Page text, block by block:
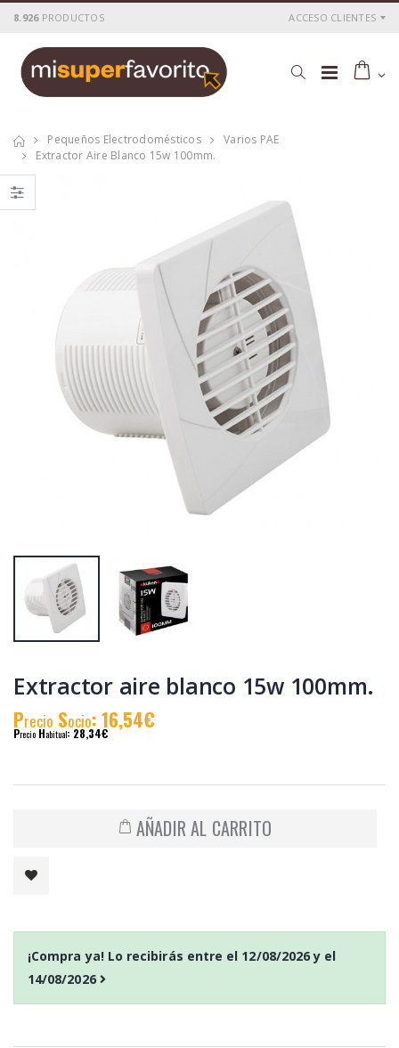
8.926 PRODUCTOS ACCESO CLIENTES
Pequeños Electrodomésticos
Varios PAE
Extractor Aire Blanco 15w 100mm.
Extractor aire blanco 15w 100mm.
Precio Socio: 16,54€
Precio Habitual: 28,34€
AÑADIR AL CARRITO
¡Compra ya! Lo recibirás entre el 12/08/2026y el
14/08/2026
Tostadora
inox.2pc. 800 w.
P recioSocio: 25,76€
recioHabitual: 43,00€
Tostadora
inox.2pc.1000w.grande
Tostadora
inox.4pc.1400w.kuken
PrecioSocio : 36,54€
PrecioHabitual : 62,28€
Tostadora blanca
2pc. 850 w. kuken
recioS
Precio